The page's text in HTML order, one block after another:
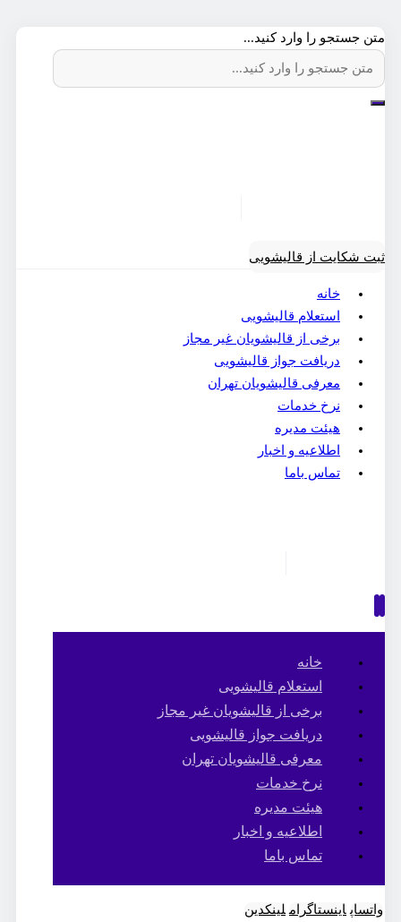
متن جستجو را وارد کنید...
ثبت شکایت از قالیشویی
خانه
استعلام قالیشویی
برخی از قالیشویان غیر مجاز
دریافت جواز قالیشویی
معرفی قالیشویان تهران
نرخ خدمات
هیئت مدیره
اطلاعیه و اخبار
تماس باما
خانه
استعلام قالیشویی
برخی از قالیشویان غیر مجاز
دریافت جواز قالیشویی
معرفی قالیشویان تهران
نرخ خدمات
هیئت مدیره
اطلاعیه و اخبار
تماس باما
واتساپ اینستاگرام لینکدین